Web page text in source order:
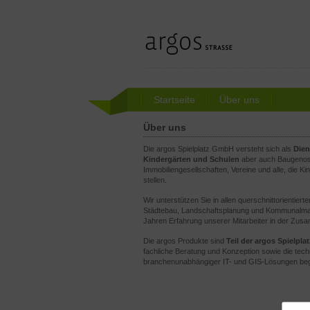
Startseite Über uns
Über uns
Die argos Spielplatz GmbH versteht sich als
Kindergärten und Schulen aber auch
Immobiliengesellschaften, Vereine und alle, die
stellen.
Wir unterstützen Sie in allen
Städtebau, Landschaftsplanung und
Jahren Erfahrung unserer Mitarbeiter in der
Die argos Produkte sind Teil der argos
fachliche Beratung und Konzeption sowie die
branchenunabhängiger IT- und GIS-Lösungen